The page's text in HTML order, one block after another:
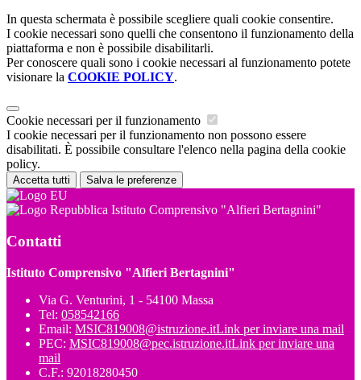
In questa schermata è possibile scegliere quali cookie consentire.
I cookie necessari sono quelli che consentono il funzionamento della
piattaforma e non è possibile disabilitarli.
Per conoscere quali sono i cookie necessari al funzionamento potete
visionare la COOKIE POLICY.
Cookie necessari per il funzionamento
I cookie necessari per il funzionamento non possono essere
disabilitati. È possibile consultare l'elenco nella pagina della cookie
policy.
Accetta tutti Salva le preferenze
Istituto Comprensivo "Alfieri Bertagnini"
Contatti
Istituto Comprensivo "Alfieri Bertagnini"
Via G. Venturini, 1 - 54100 Massa
Tel: 058542166
Email: MSIC819008@istruzione.itLink per inviare una mail
PEC: MSIC819008@pec.istruzione.itLink per inviare una
mail
C.F.: 92018280450